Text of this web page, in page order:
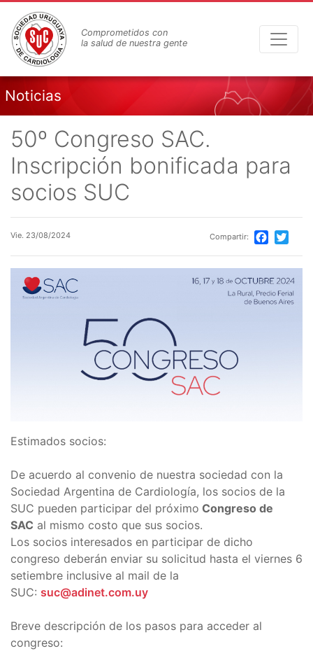
contenido
principal
Comprometidos con
la salud de nuestra gente
Noticias
50º Congreso SAC.
Inscripción bonificada para
socios SUC
Vie. 23/08/2024 Compartir: Facebook
Estimados socios:
De acuerdo al convenio de nuestra sociedad con la
Sociedad Argentina de Cardiología, los socios de la
SUC pueden participar del próximo Congreso de
SAC al mismo costo que sus socios.
Los socios interesados en participar de dicho
congreso deberán enviar su solicitud hasta el viernes 6
setiembre inclusive al mail de la
SUC: suc@adinet.com.uy
Breve descripción de los pasos para acceder al
congreso: